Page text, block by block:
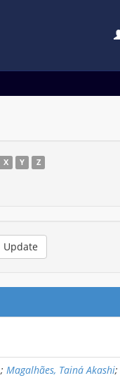
X Y Z
; Magalhães, Tainá Akashi;